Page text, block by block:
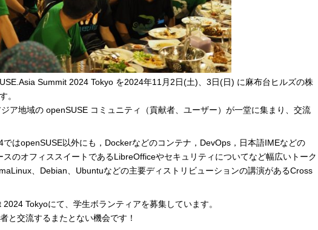
Summit 2024 Tokyo を2024年11月2日(土)、3日(日) に麻布台ヒルズの株
。
ア地域の openSUSE コミュニティ（貢献者、ユーザー）が一堂に集まり、交流
はopenSUSE以外にも，Dockerなどのコンテナ，DevOps，日本語IMEなどの
のオフィススイートであるLibreOfficeやセキュリティについてなど幅広いトーク
、Debian、Ubuntuなどの主要ディストリビューションの講演があるCross
Tokyoにて、学生ボランティアを募集しています。
と交流するまたとない機会です！